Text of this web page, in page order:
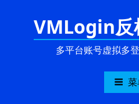
VMLogin反
多平台账号虚拟多